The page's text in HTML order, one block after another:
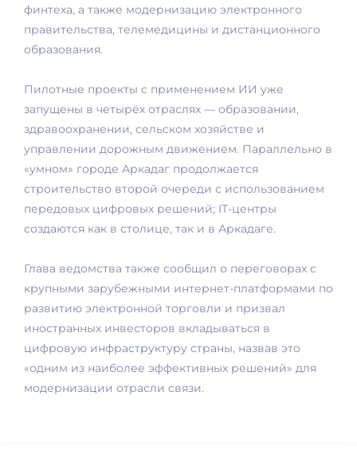
финтеха, а также модернизацию электронного
правительства, телемедицины и дистанционного
образования.
Пилотные проекты с применением ИИ уже
запущены в четырёх отраслях — образовании,
здравоохранении, сельском хозяйстве и
управлении дорожным движением. Параллельно в
«умном» городе Аркадаг продолжается
строительство второй очереди с использованием
передовых цифровых решений; IT-центры
создаются как в столице, так и в Аркадаге.
Глава ведомства также сообщил о переговорах с
крупными зарубежными интернет-платформами по
развитию электронной торговли и призвал
иностранных инвесторов вкладываться в
цифровую инфраструктуру страны, назвав это
«одним из наиболее эффективных решений» для
модернизации отрасли связи.